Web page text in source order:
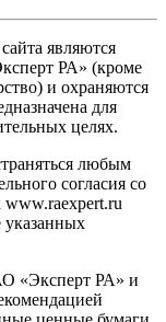
являются
РА» (кроме
и охраняются
для
целях.
любым
согласия со
«Эксперт РА» и